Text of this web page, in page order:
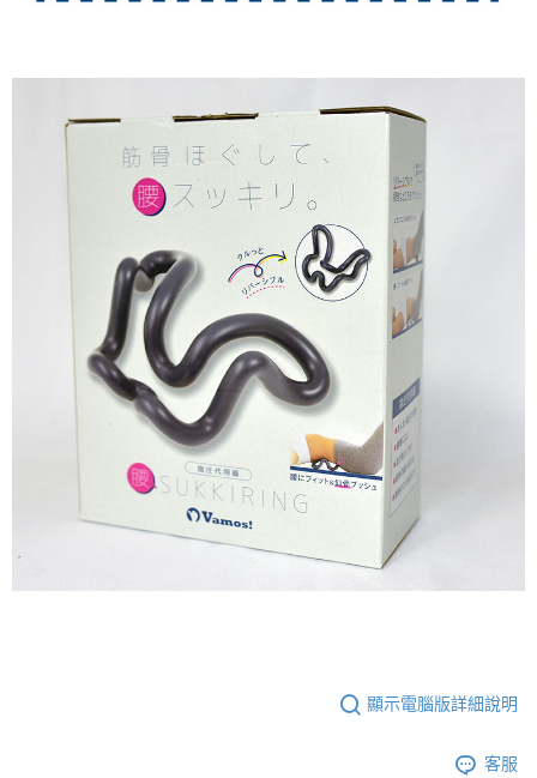
顯示電腦版詳細說明
客服